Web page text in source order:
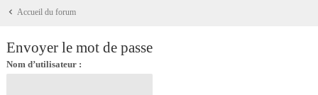
Accueil du forum
Envoyer le mot de passe
Nom d’utilisateur :